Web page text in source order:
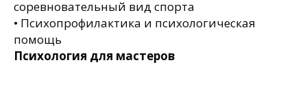
соревновательный вид спорта
• Психопрофилактика и психологическая
помощь
Психология для мастеров